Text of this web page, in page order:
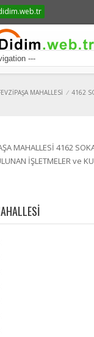
MAHALLESİ / 4162
MAHALLESİ 4162
İŞLETMELER ve